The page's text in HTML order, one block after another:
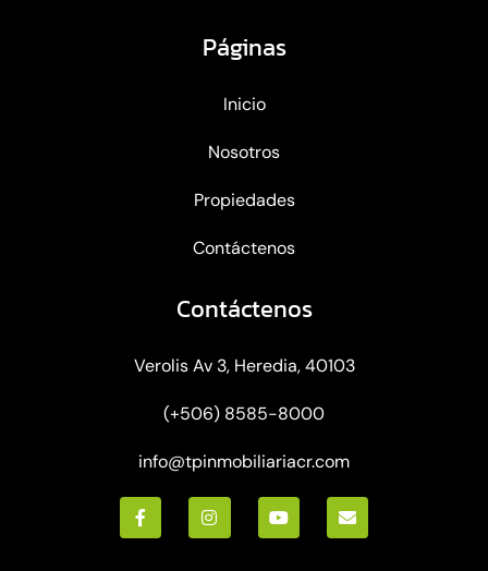
Páginas
Inicio
Nosotros
Propiedades
Contáctenos
Contáctenos
Verolis Av 3, Heredia, 40103
(+506) 8585-8000
info@tpinmobiliariacr.com